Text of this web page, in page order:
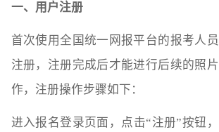
一、用户注册
首次使用全国统一网报平台的报考人
注册，注册完成后才能进行后续的照
作，注册操作步骤如下：
进入报名登录页面，点击“注册”按钮